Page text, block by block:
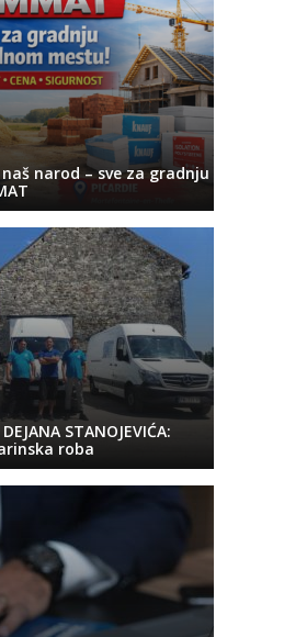
narod – sve za gradnju
STANOJEVIĆA:
roba